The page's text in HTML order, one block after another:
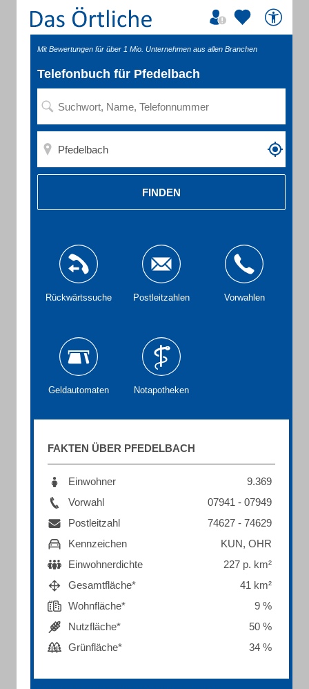
Mit Bewertungen für über 1 Mio. Unternehmen aus allen Branchen
Telefonbuch für Pfedelbach
FINDEN
Rückwärtssuche Postleitzahlen Vorwahlen
Geldautomaten Notapotheken
FAKTEN ÜBER PFEDELBACH
Einwohner
9.369
Vorwahl
07941 - 07949
Postleitzahl
74627 - 74629
Kennzeichen
KUN, OHR
Einwohnerdichte
227 p. km²
Gesamtfläche*
41 km²
Wohnfläche*
9 %
Nutzfläche*
50 %
Grünfläche*
34 %